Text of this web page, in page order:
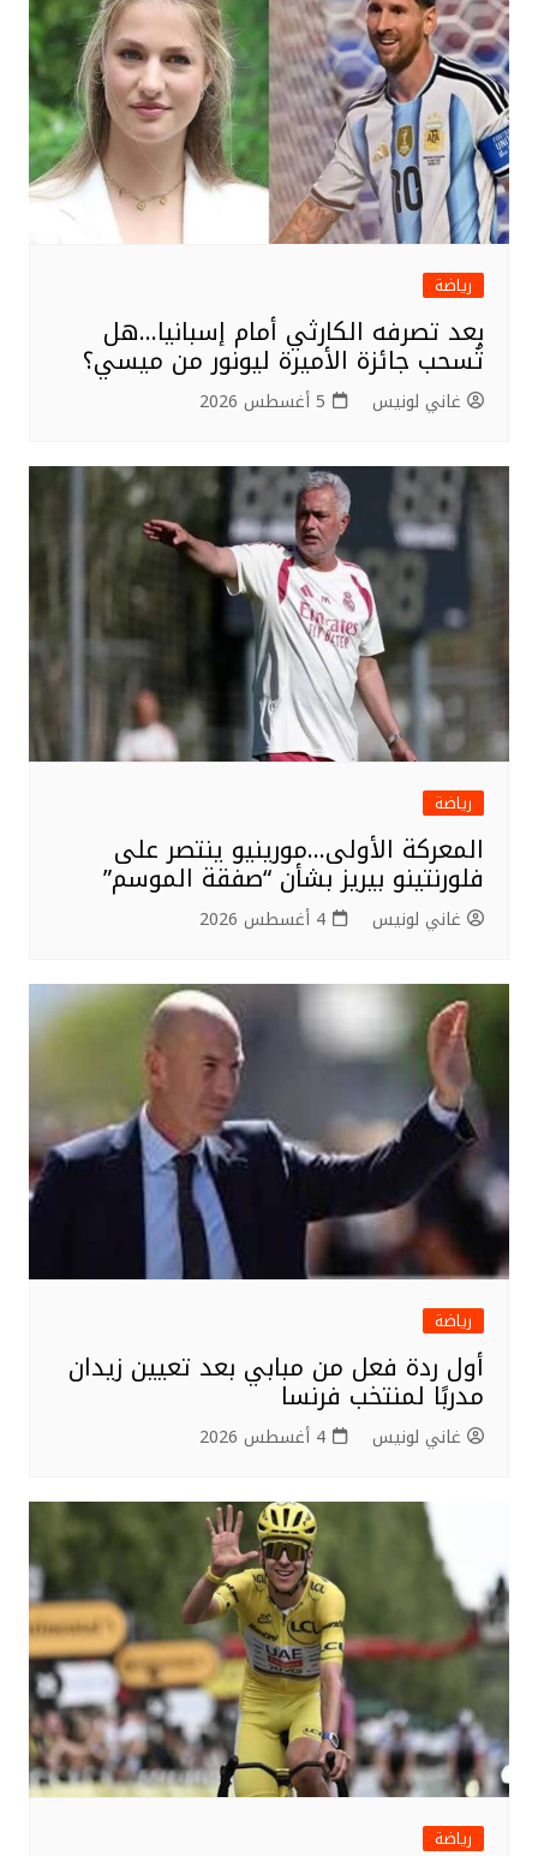
رياضة
بعد تصرفه الكارثي أمام إسبانيا…هل
تُسحب جائزة الأميرة ليونور من ميسي؟
غاني لونيس 5 أغسطس 2026
رياضة
المعركة الأولى…مورينيو ينتصر على
فلورنتينو بيريز بشأن “صفقة الموسم”
غاني لونيس 4 أغسطس 2026
رياضة
أول ردة فعل من مبابي بعد تعيين زيدان
مدربًا لمنتخب فرنسا
غاني لونيس 4 أغسطس 2026
رياضة